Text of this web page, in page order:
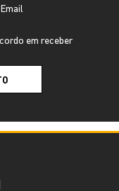
Email
em receber